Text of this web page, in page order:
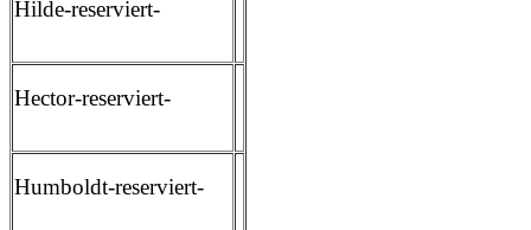
Hilde-reserviert-
Hector-reserviert-
Humboldt-reserviert-